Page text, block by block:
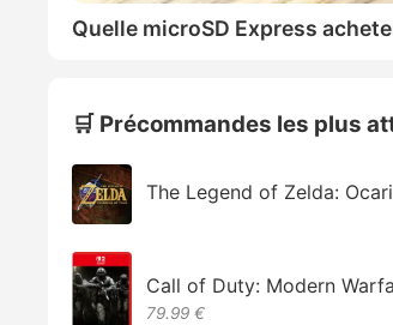
Quelle microSD Express
🛒 Précommandes les plus
The Legend of Zelda:
Call of Duty: Modern
79.99 €